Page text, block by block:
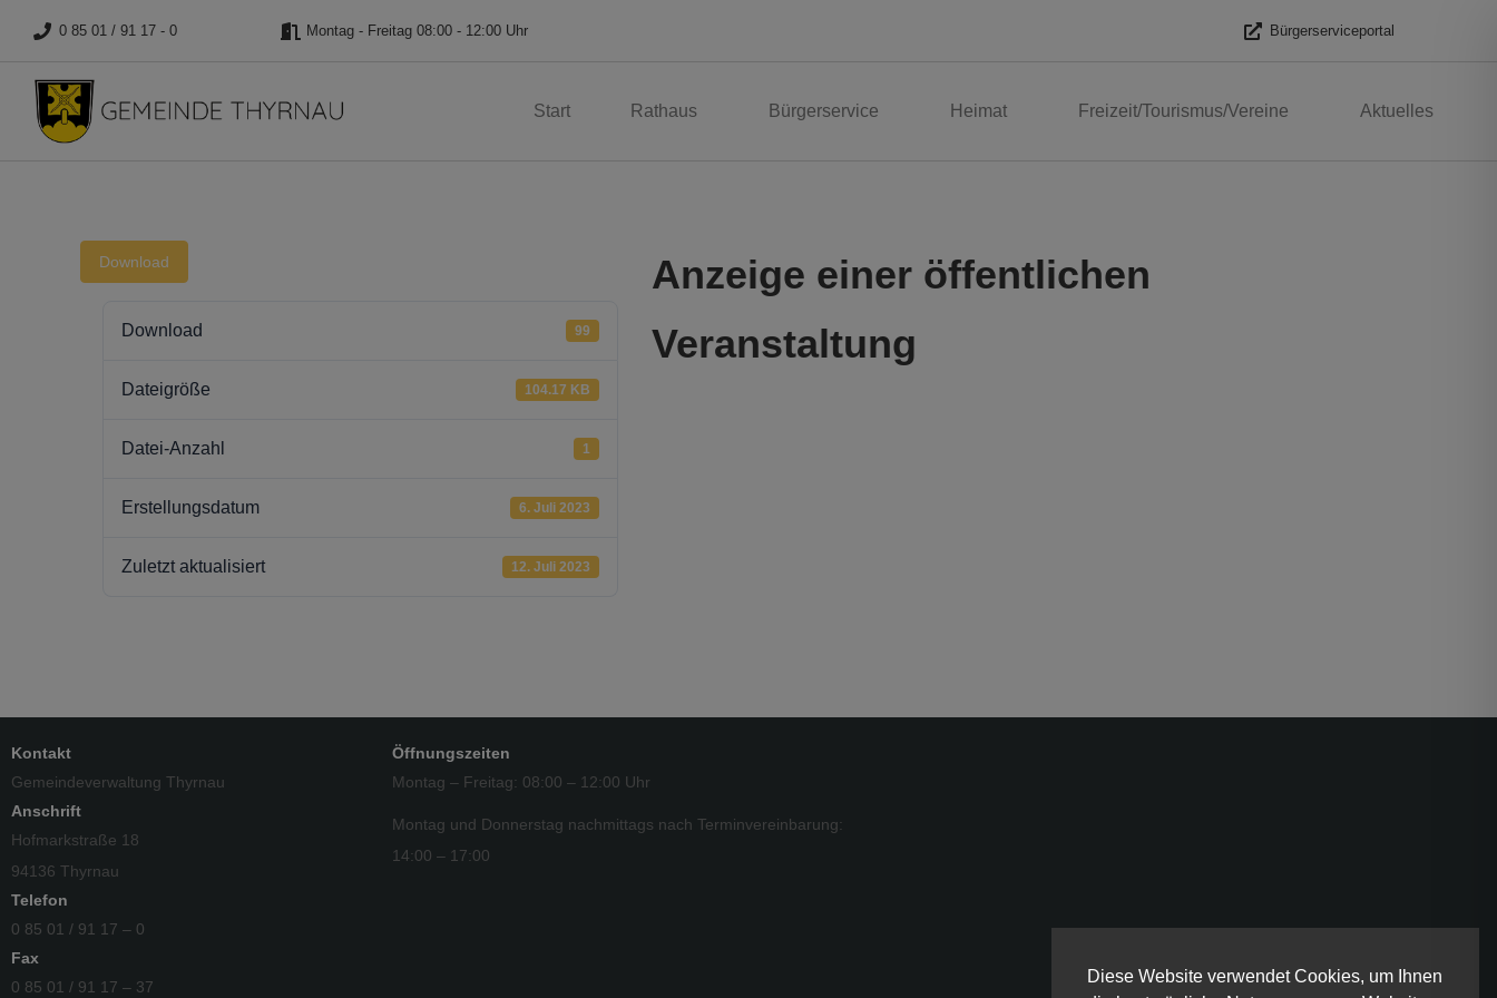
0 85 01 / 91 17 - 0 Montag - Freitag 08:00 - 12:00 Uhr Bürgerserviceportal
Start Rathaus Bürgerservice Heimat Freizeit/Tourismus/Vereine Aktuelles
Download
Download 99
Dateigröße 104.17 KB
Datei-Anzahl 1
Erstellungsdatum 6. Juli 2023
Zuletzt aktualisiert 12. Juli 2023
Anzeige einer öffentlichen
Veranstaltung
Kontakt
Gemeindeverwaltung Thyrnau
Anschrift
Hofmarkstraße 18
94136 Thyrnau
Telefon
0 85 01 / 91 17 – 0
Fax
0 85 01 / 91 17 – 37
Öffnungszeiten
Montag – Freitag: 08:00 – 12:00 Uhr
Montag und Donnerstag nachmittags nach Terminvereinbarung:
14:00 – 17:00
Diese Website verwendet Cookies, um Ihnen